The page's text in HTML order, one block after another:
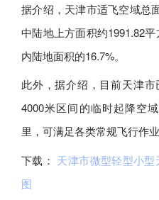
据介绍，天津市适飞空域总
中陆地上方面积约1991.82
内陆地面积的16.7%。
此外，据介绍，目前天津
4000米区间的临时起降空
里，可满足各类常规飞行作业
下载： 天津市微型轻型小
图